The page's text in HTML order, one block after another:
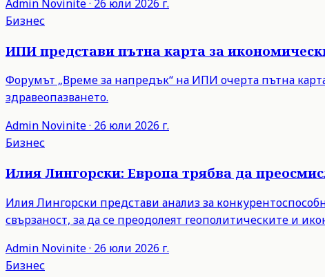
Admin Novinite· 26 юли 2026 г.
Бизнес
ИПИ представи пътна карта за
Форумът „Време за напредък“ на ИПИ очерта пътна
здравеопазването.
Admin Novinite· 26 юли 2026 г.
Бизнес
Илия Лингорски: Европа трябва да
Илия Лингорски представи анализ за
свързаност, за да се преодолеят геополитическите и
Admin Novinite· 26 юли 2026 г.
Бизнес